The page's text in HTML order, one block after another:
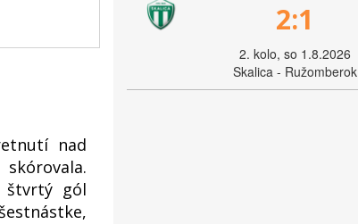
nad
štvrtý gól
2:1
2. kolo, so 1.8.2026
Skalica - Ružomberok